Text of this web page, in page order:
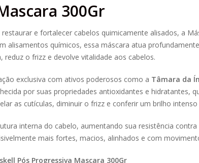
300Gr
e fortalecer cabelos quimicamente alisados, a
alisamentos químicos, essa máscara atua
o frizz e devolve vitalidade aos cabelos.
exclusiva com ativos poderosos como a Tâmara da
por suas propriedades antioxidantes e hidratantes,
as cutículas, diminuir o frizz e conferir um brilho intenso
interna do cabelo, aumentando sua resistência
mais fortes, macios, alinhados e com
Pós Progressiva Mascara 300Gr